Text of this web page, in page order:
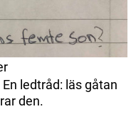
ledtråd: läs gåtan
den.